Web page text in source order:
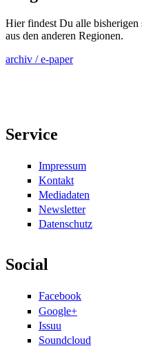
Hier findest Du alle bisherigen
aus den anderen Regionen.
archiv / e-paper
Service
Impressum
Kontakt
Mediadaten
Newsletter
Datenschutz
Social
Facebook
Google+
Issuu
Soundcloud